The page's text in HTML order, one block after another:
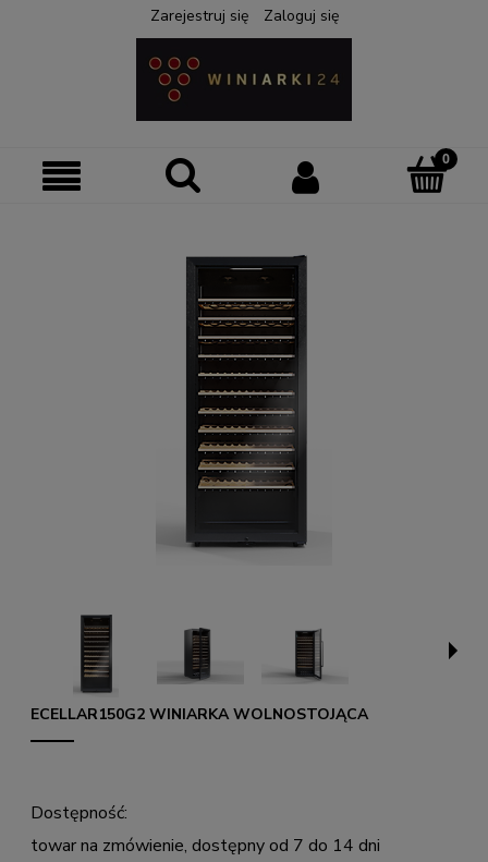
Zarejestruj się Zaloguj się
ECELLAR150G2 WINIARKA WOLNOSTOJĄCA
Dostępność:
towar na zmówienie, dostępny od 7 do 14 dni